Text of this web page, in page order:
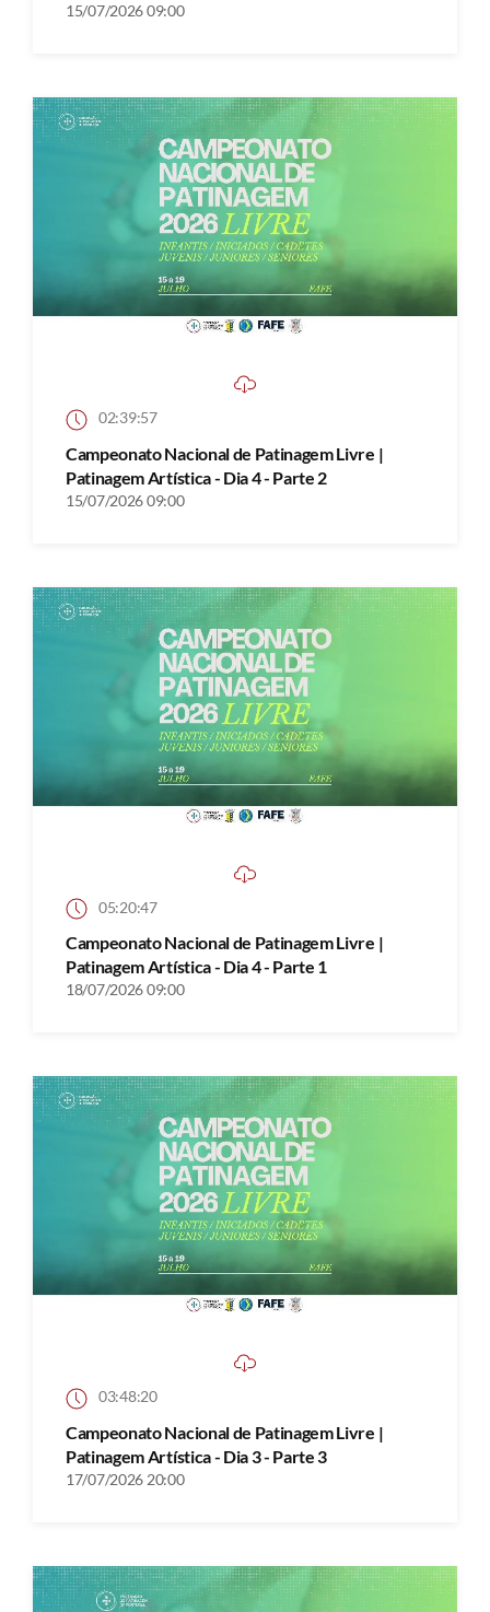
15/07/2026 09:00
02:39:57
Campeonato Nacional de Patinagem Livre |
Patinagem Artística - Dia 4 - Parte 2
15/07/2026 09:00
05:20:47
Campeonato Nacional de Patinagem Livre |
Patinagem Artística - Dia 4 - Parte 1
18/07/2026 09:00
03:48:20
Campeonato Nacional de Patinagem Livre |
Patinagem Artística - Dia 3 - Parte 3
17/07/2026 20:00